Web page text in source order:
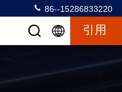
86--15286833220
引用